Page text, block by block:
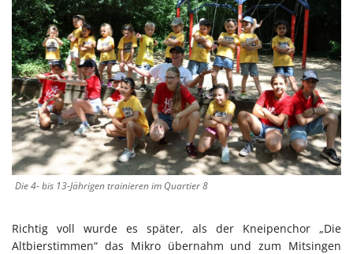
Die 4- bis 13-Jährigen trainieren im Quartier 8
Richtig voll wurde es später, als der Kneipenchor „Die
Altbierstimmen“ das Mikro übernahm und zum Mitsingen